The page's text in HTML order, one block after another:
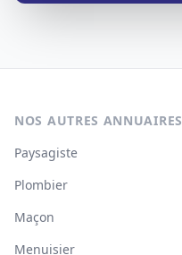
NOS AUTRES ANNUAIRES
Paysagiste
Plombier
Maçon
Menuisier